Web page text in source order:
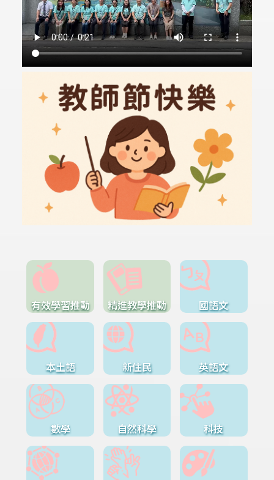
有效學習推動 精進教學推動 國語文
本土語 新住民 英語文
數學 自然科學 科技